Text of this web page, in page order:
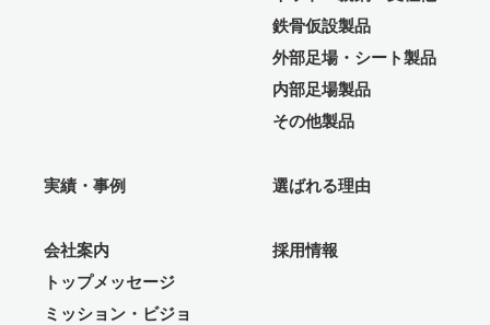
鉄骨仮設製品
外部足場・シート製品
内部足場製品
その他製品
実績・事例 選ばれる理由
会社案内
トップメッセージ
ミッション・ビジョ
採用情報